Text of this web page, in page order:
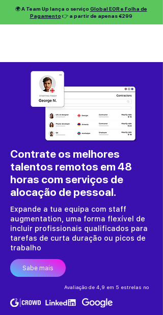
🌍 A Team Up lança o serviço Global EOR e Folha de
Pagamento 👉 a partir de apenas €299
Contrate os melhores
talentos remotos em 48
horas com serviços de
alocação de pessoal.
Expande a tua equipa com staff
augmentation, uma forma flexível de
incluir profissionais qualificados para
tarefas de curta duração ou picos de
trabalho
Sabe mais
Avaliação de 4,9 em 5 estrelas no